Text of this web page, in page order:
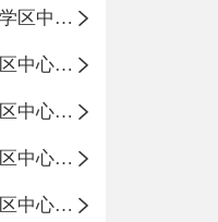
高青县黑里寨学区中心小学
高青县花沟学区中心小学
高青县木李学区中心小学
高青县芦湖学区中心小学
高青县唐坊学区中心小学